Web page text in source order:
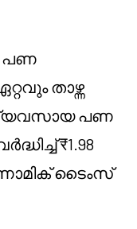
പണ
താഴ്ന്ന
വ്യവസായ പണ
₹1.98
ടൈംസ്